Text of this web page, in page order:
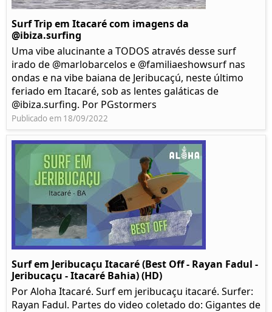
Surf Trip em Itacaré com imagens da
@ibiza.surfing
Uma vibe alucinante a TODOS através desse surf
irado de @marlobarcelos e @familiaeshowsurf nas
ondas e na vibe baiana de Jeribucaçú, neste último
feriado em Itacaré, sob as lentes galáticas de
@ibiza.surfing. Por PGstormers
Publicado em 18/09/2022
Surf em Jeribucaçu Itacaré (Best Off - Rayan Fadul -
Jeribucaçu - Itacaré Bahia) (HD)
Por Aloha Itacaré. Surf em jeribucaçu itacaré. Surfer:
Rayan Fadul. Partes do video coletado do: Gigantes de